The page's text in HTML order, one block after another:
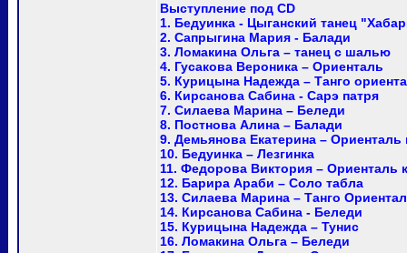
Выступление под CD
1. Бедуинка - Цыганский танец
2. Сапрыгина Мария - Балади
3. Ломакина Ольга – танец с шалью
4. Гусакова Вероника – Ориенталь
5. Курицына Надежда – Танго
6. Кирсанова Сабина - Сарэ патря
7. Силаева Марина – Беледи
8. Постнова Алина – Балади
9. Демьянова Екатерина – Ориенталь
10. Бедуинка – Лезгинка
11. Федорова Виктория – Ориенталь
12. Барира Араби – Соло табла
13. Силаева Марина – Танго
14. Кирсанова Сабина - Беледи
15. Курицына Надежда – Тунис
16. Ломакина Ольга – Беледи